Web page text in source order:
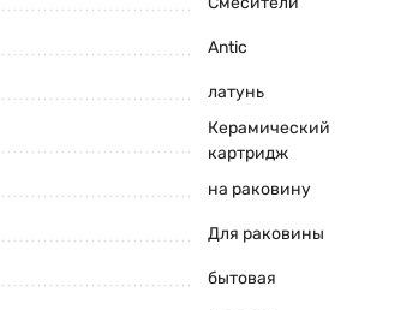
Antic
латунь
Керамический
картридж
на раковину
Для раковины
бытовая